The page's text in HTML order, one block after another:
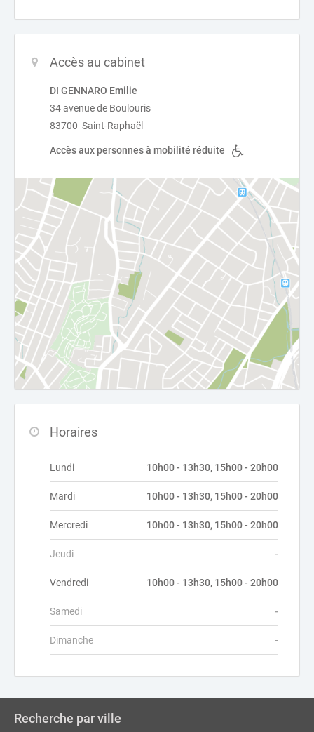
Accès au cabinet
DI GENNARO Emilie
34 avenue de Boulouris
83700 Saint-Raphaël
Accès aux personnes à mobilité réduite
Horaires
Lundi 10h00 - 13h30, 15h00 - 20h00
Mardi 10h00 - 13h30, 15h00 - 20h00
Mercredi 10h00 - 13h30, 15h00 - 20h00
Jeudi -
Vendredi 10h00 - 13h30, 15h00 - 20h00
Samedi -
Dimanche -
Recherche par ville